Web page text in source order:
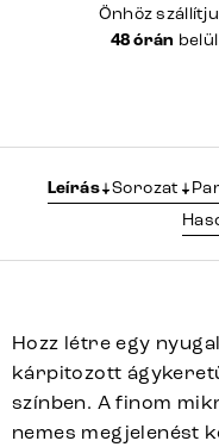
Önhöz
48 órán belül
Leírás Sorozat
Hozz létre egy
kárpitozott
színben. A finom
nemes megjelenést